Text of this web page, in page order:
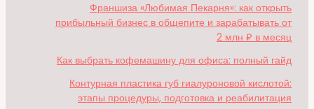
Франшиза «Любимая Пекарня»: как открыть
прибыльный бизнес в общепите и зарабатывать от
2 млн ₽ в месяц
Как выбрать кофемашину для офиса: полный гайд
Контурная пластика губ гиалуроновой кислотой:
этапы процедуры, подготовка и реабилитация